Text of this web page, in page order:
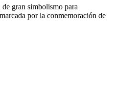
gran simbolismo para
por la conmemoración de